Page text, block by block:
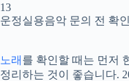
13
운정실용음악 문의 전 확
노래 를 확인할 때는 먼저
정리하는 것이 좋습니다.